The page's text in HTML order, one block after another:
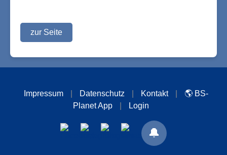
zur Seite
Impressum Datenschutz Kontakt
🌎 BS-
Planet App
Login
🔔